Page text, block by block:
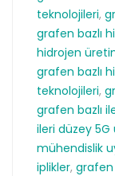
teknolojileri,
grafen bazlı
hidrojen
grafen bazlı
teknolojileri,
grafen bazlı
ileri düzey 5G
mühendislik
iplikler, grafen